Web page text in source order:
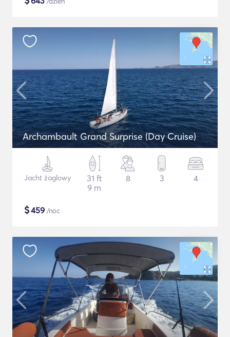
Archambault Grand Surprise (Day Cruise)
Jacht żaglowy
31 ft
9 m
8 3 4
$459 /noc